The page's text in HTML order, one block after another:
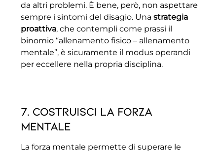
da altri problemi. È bene, però, non aspettare
sempre i sintomi del disagio. Una strategia
proattiva, che contempli come prassi il
binomio “allenamento fisico – allenamento
mentale”, è sicuramente il modus operandi
per eccellere nella propria disciplina.
7. Costruisci la forza
mentale
La forza mentale permette di superare le